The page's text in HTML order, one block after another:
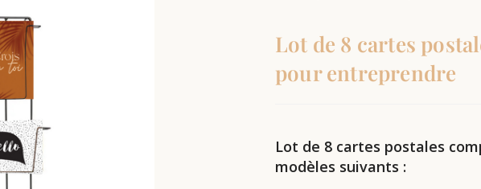
Lot de 8 cartes
pour entreprendre
Lot de 8 cartes postales
modèles suivants :